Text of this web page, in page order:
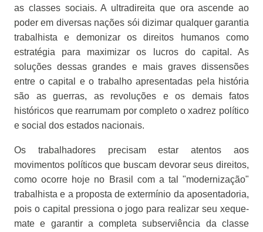
as classes sociais. A ultradireita que ora ascende ao
poder em diversas nações sói dizimar qualquer garantia
trabalhista e demonizar os direitos humanos como
estratégia para maximizar os lucros do capital. As
soluções dessas grandes e mais graves dissensões
entre o capital e o trabalho apresentadas pela história
são as guerras, as revoluções e os demais fatos
históricos que rearrumam por completo o xadrez político
e social dos estados nacionais.
Os trabalhadores precisam estar atentos aos
movimentos políticos que buscam devorar seus direitos,
como ocorre hoje no Brasil com a tal "modernização"
trabalhista e a proposta de extermínio da aposentadoria,
pois o capital pressiona o jogo para realizar seu xeque-
mate e garantir a completa subserviência da classe